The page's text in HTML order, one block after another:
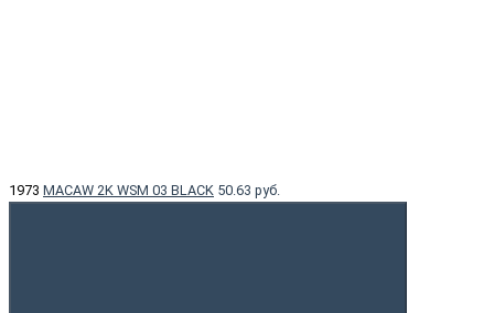
1973 MACAW 2K WSM 03 BLACK 50.63 руб.